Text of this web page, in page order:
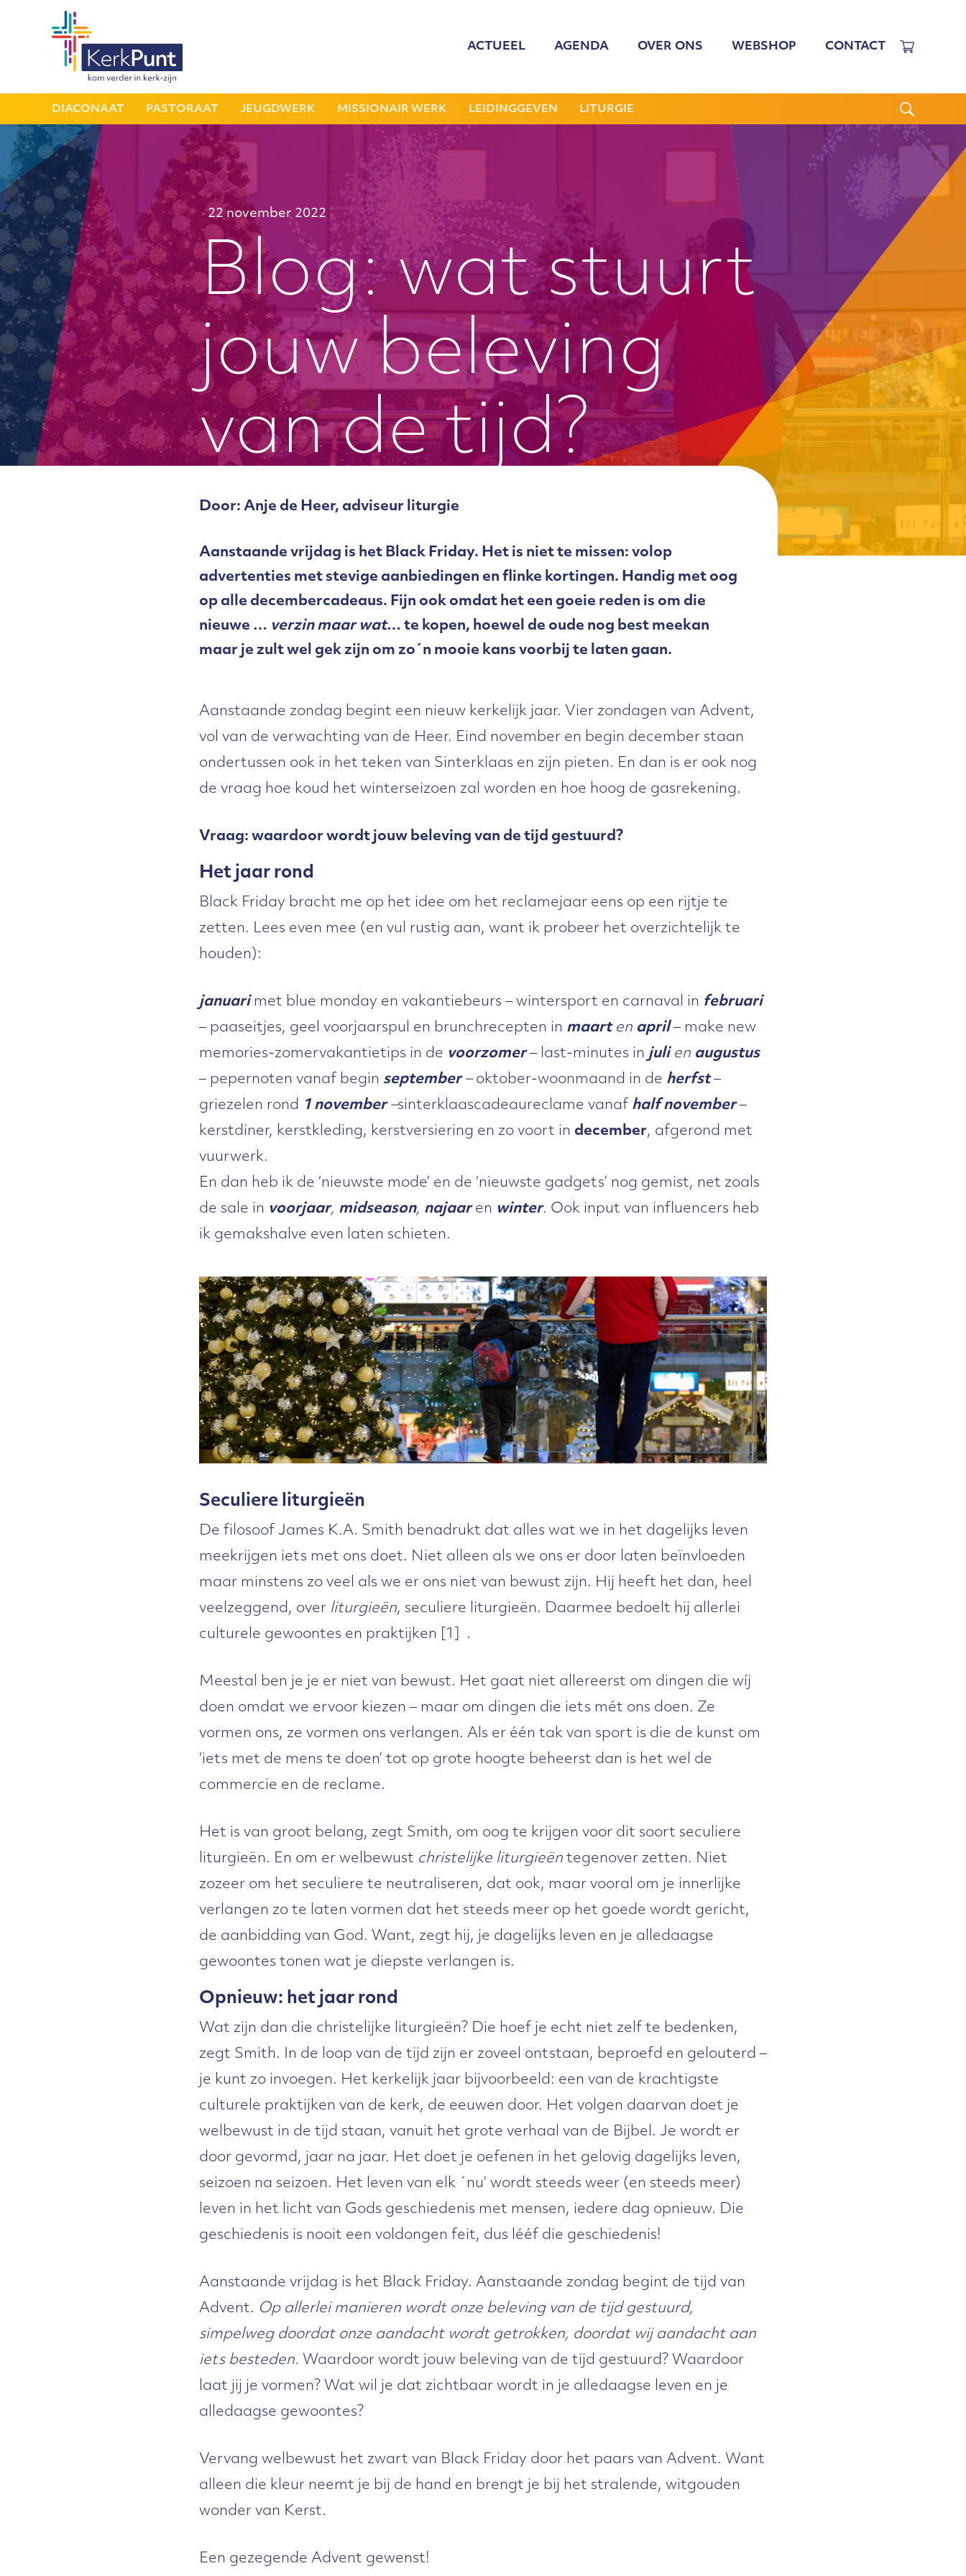
ACTUEEL AGENDA OVER ONS
CGJO
ANBI
WEBSHOP CONTACT
DIACONAAT PASTORAAT JEUGDWERK MISSIONAIR WERK LEIDINGGEVEN LITURGIE
22 november 2022
Blog: wat stuurt
jouw beleving
van de tijd?
Door: Anje de Heer, adviseur liturgie
Aanstaande vrijdag is het Black Friday. Het is niet te missen: volop
advertenties met stevige aanbiedingen en flinke kortingen. Handig met oog
op alle decembercadeaus. Fijn ook omdat het een goeie reden is om die
nieuwe … verzin maar wat… te kopen, hoewel de oude nog best meekan
maar je zult wel gek zijn om zo´n mooie kans voorbij te laten gaan.
Aanstaande zondag begint een nieuw kerkelijk jaar. Vier zondagen van Advent,
vol van de verwachting van de Heer. Eind november en begin december staan
ondertussen ook in het teken van Sinterklaas en zijn pieten. En dan is er ook nog
de vraag hoe koud het winterseizoen zal worden en hoe hoog de gasrekening.
Vraag: waardoor wordt jouw beleving van de tijd gestuurd?
Het jaar rond
Black Friday bracht me op het idee om het reclamejaar eens op een rijtje te
zetten. Lees even mee (en vul rustig aan, want ik probeer het overzichtelijk te
houden):
januarimet blue monday en vakantiebeurs – wintersport en carnaval in februari
– paaseitjes, geel voorjaarspul en brunchrecepten in maarten april – make new
memories-zomervakantietips in de voorzomer – last-minutes in julien augustus
– pepernoten vanaf begin september– oktober-woonmaand in de herfst –
griezelen rond 1 november–sinterklaascadeaureclame vanaf half november–
kerstdiner, kerstkleding, kerstversiering en zo voort in december, afgerond met
vuurwerk.
En dan heb ik de ‘nieuwste mode’ en de ‘nieuwste gadgets’ nog gemist, net zoals
de sale in voorjaar, midseason, najaar en winter. Ook input van influencers heb
ik gemakshalve even laten schieten.
Seculiere liturgieën
De filosoof James K.A. Smith benadrukt dat alles wat we in het dagelijks leven
meekrijgen iets met ons doet. Niet alleen als we ons er door laten beïnvloeden
maar minstens zo veel als we er ons niet van bewust zijn. Hij heeft het dan, heel
veelzeggend, over liturgieën, seculiere liturgieën. Daarmee bedoelt hij allerlei
culturele gewoontes en praktijken [1] .
Meestal ben je je er niet van bewust. Het gaat niet allereerst om dingen die wíj
doen omdat we ervoor kiezen – maar om dingen die iets mét ons doen. Ze
vormen ons, ze vormen ons verlangen. Als er één tak van sport is die de kunst om
‘iets met de mens te doen’ tot op grote hoogte beheerst dan is het wel de
commercie en de reclame.
Het is van groot belang, zegt Smith, om oog te krijgen voor dit soort seculiere
liturgieën. En om er welbewust christelijke liturgieën tegenover zetten. Niet
zozeer om het seculiere te neutraliseren, dat ook, maar vooral om je innerlijke
verlangen zo te laten vormen dat het steeds meer op het goede wordt gericht,
de aanbidding van God. Want, zegt hij, je dagelijks leven en je alledaagse
gewoontes tonen wat je diepste verlangen is.
Opnieuw: het jaar rond
Wat zijn dan die christelijke liturgieën? Die hoef je echt niet zelf te bedenken,
zegt Smith. In de loop van de tijd zijn er zoveel ontstaan, beproefd en gelouterd –
je kunt zo invoegen. Het kerkelijk jaar bijvoorbeeld: een van de krachtigste
culturele praktijken van de kerk, de eeuwen door. Het volgen daarvan doet je
welbewust in de tijd staan, vanuit het grote verhaal van de Bijbel. Je wordt er
door gevormd, jaar na jaar. Het doet je oefenen in het gelovig dagelijks leven,
seizoen na seizoen. Het leven van elk ´nu’ wordt steeds weer (en steeds meer)
leven in het licht van Gods geschiedenis met mensen, iedere dag opnieuw. Die
geschiedenis is nooit een voldongen feit, dus lééf die geschiedenis!
Aanstaande vrijdag is het Black Friday. Aanstaande zondag begint de tijd van
Advent. Op allerlei manieren wordt onze beleving van de tijd gestuurd,
simpelweg doordat onze aandacht wordt getrokken, doordat wij aandacht aan
iets besteden. Waardoor wordt jouw beleving van de tijd gestuurd? Waardoor
laat jij je vormen? Wat wil je dat zichtbaar wordt in je alledaagse leven en je
alledaagse gewoontes?
Vervang welbewust het zwart van Black Friday door het paars van Advent. Want
alleen die kleur neemt je bij de hand en brengt je bij het stralende, witgouden
wonder van Kerst.
Een gezegende Advent gewenst!